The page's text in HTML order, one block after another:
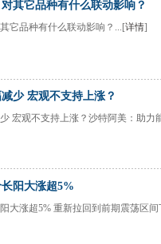
其它品种有什么联动影响？
它品种有什么联动影响？...[详情]
少 宏观不支持上涨？
宏观不支持上涨？沙特阿美：助力
阳大涨超5%
大涨超5% 重新拉回到前期震荡区间